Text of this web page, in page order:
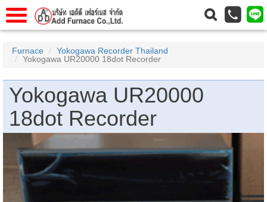
บเราAbout Us
Service
Contact Us
Furnace
Yokogawa Recorder Thailand
Yokogawa UR20000 18dot Recorder
Yokogawa UR20000
18dot Recorder